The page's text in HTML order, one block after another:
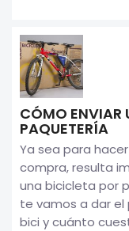
CÓMO ENVIAR
PAQUETERÍA
Ya sea para
compra, resulta
una bicicleta por
te vamos a dar el
bici y cuánto